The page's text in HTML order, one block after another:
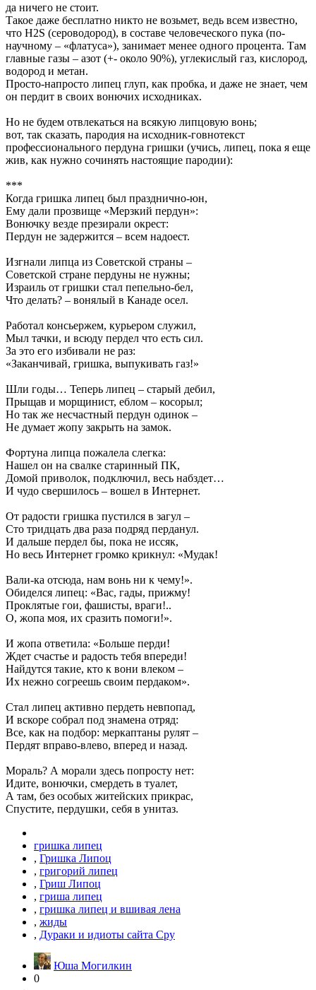
да ничего не стоит.
Такое даже бесплатно никто не возьмет, ведь всем известно,
что H2S (сероводород), в составе человеческого пука (по-
научному – «флатуса»), занимает менее одного процента. Там
главные газы – азот (+- около 90%), углекислый газ, кислород,
водород и метан.
Просто-напросто липец глуп, как пробка, и даже не знает, чем
он пердит в своих вонючих исходниках.
Но не будем отвлекаться на всякую липцовую вонь;
вот, так сказать, пародия на исходник-говнотекст
профессионального пердуна гришки (учись, липец, пока я еще
жив, как нужно сочинять настоящие пародии):
***
Когда гришка липец был празднично-юн,
Ему дали прозвище «Мерзкий пердун»:
Вонючку везде презирали окрест:
Пердун не задержится – всем надоест.
Изгнали липца из Советской страны –
Советской стране пердуны не нужны;
Израиль от гришки стал пепельно-бел,
Что делать? – вонялый в Канаде осел.
Работал консьержем, курьером служил,
Мыл тачки, и всюду пердел что есть сил.
За это его избивали не раз:
«Заканчивай, гришка, выпукивать газ!»
Шли годы… Теперь липец – старый дебил,
Прыщав и морщинист, еблом – косорыл;
Но так же несчастный пердун одинок –
Не думает жопу закрыть на замок.
Фортуна липца пожалела слегка:
Нашел он на свалке старинный ПК,
Домой приволок, подключил, весь набздет…
И чудо свершилось – вошел в Интернет.
От радости гришка пустился в загул –
Сто тридцать два раза подряд перданул.
И дальше пердел бы, пока не иссяк,
Но весь Интернет громко крикнул: «Мудак!
Вали-ка отсюда, нам вонь ни к чему!».
Обиделся липец: «Вас, гады, прижму!
Проклятые гои, фашисты, враги!..
О, жопа моя, их сразить помоги!».
И жопа ответила: «Больше перди!
Ждет счастье и радость тебя впереди!
Найдутся такие, кто к вони влеком –
Их нежно согреешь своим пердаком».
Стал липец активно пердеть невпопад,
И вскоре собрал под знамена отряд:
Все, как на подбор: меркаптаны рулят –
Пердят вправо-влево, вперед и назад.
Мораль? А морали здесь попросту нет:
Идите, вонючки, смердеть в туалет,
А там, без особых житейских прикрас,
Спустите, пердушки, себя в унитаз.
гришка липец
, Гришка Липоц
, григорий липец
, Гриш Липоц
, гриша липец
, гришка липец и вшивая лена
, жиды
, Дураки и идиоты сайта Сру
Юша Могилкин
0